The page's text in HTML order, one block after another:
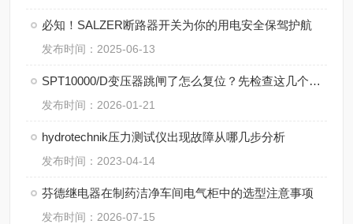
必知！SALZER断路器开关为你的用电安全保驾护航
发布时间：2025-06-13
SPT10000/D变压器跳闸了怎么复位？先检查这几个地方
发布时间：2026-01-21
hydrotechnik压力测试仪出现故障从哪几步分析
发布时间：2023-04-14
芬德继电器在制药洁净车间电气柜中的选型注意事项
发布时间：2026-07-15